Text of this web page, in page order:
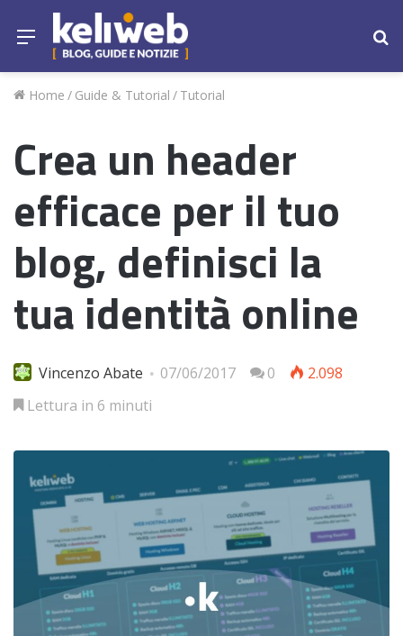
Menu
Home / Guide & Tutorial / Tutorial
Crea un header
efficace per il tuo
blog, definisci la
tua identità online
Vincenzo Abate 07/06/2017 0
2.098
Lettura in 6 minuti